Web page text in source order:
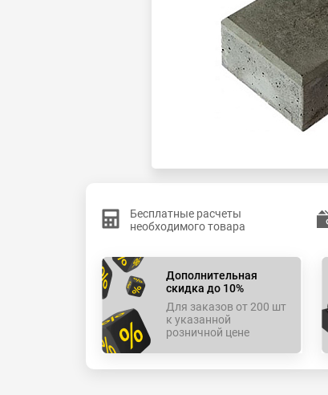
Бесплатные расчеты
необходимого товара
Дополнительная
скидка до 10%
Для заказов от 200 шт
к указанной
розничной цене